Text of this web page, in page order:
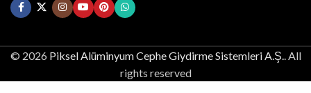
© 2026 Piksel Alüminyum Cephe Giydirme Sistemleri A.Ş. . All
rights reserved